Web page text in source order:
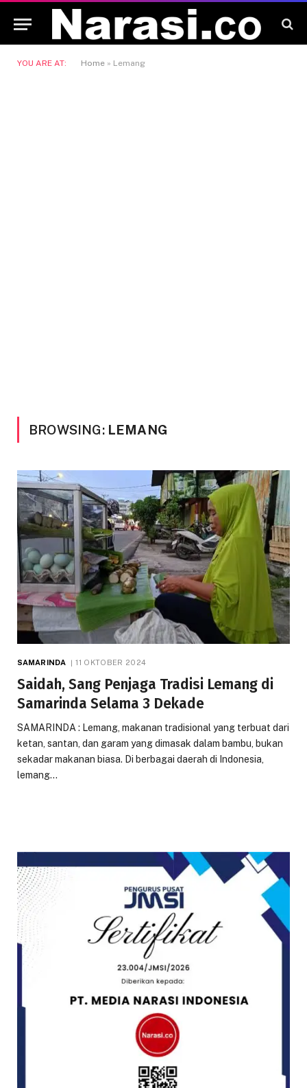
YOU ARE AT: Home » Lemang
BROWSING: LEMANG
SAMARINDA 11 OKTOBER 2024
Saidah, Sang Penjaga Tradisi Lemang di
Samarinda Selama 3 Dekade
SAMARINDA : Lemang, makanan tradisional yang terbuat dari
ketan, santan, dan garam yang dimasak dalam bambu, bukan
sekadar makanan biasa. Di berbagai daerah di Indonesia,
lemang…